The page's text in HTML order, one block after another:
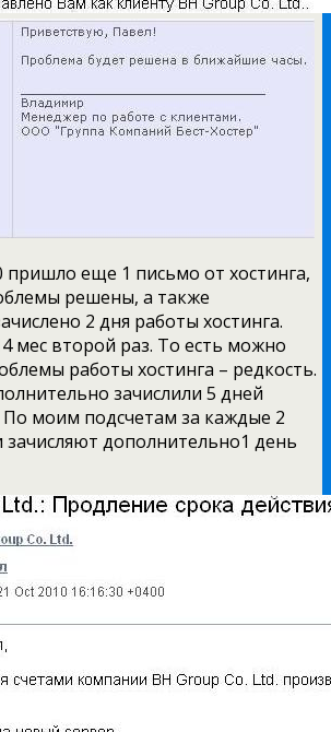
еще 1 письмо от хостинга,
решены, а также
2 дня работы хостинга.
мес второй раз. То есть можно
работы хостинга – редкость.
зачислили 5 дней
По моим подсчетам за каждые 2
зачисляют дополнительно1 день